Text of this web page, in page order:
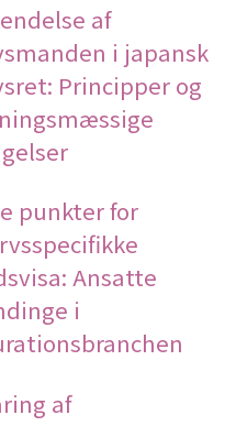
af
i japansk
Principper og
punkter for
Ansatte
i
af